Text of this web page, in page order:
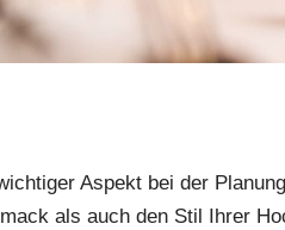
Aspekt bei der
als auch den Stil Ihrer